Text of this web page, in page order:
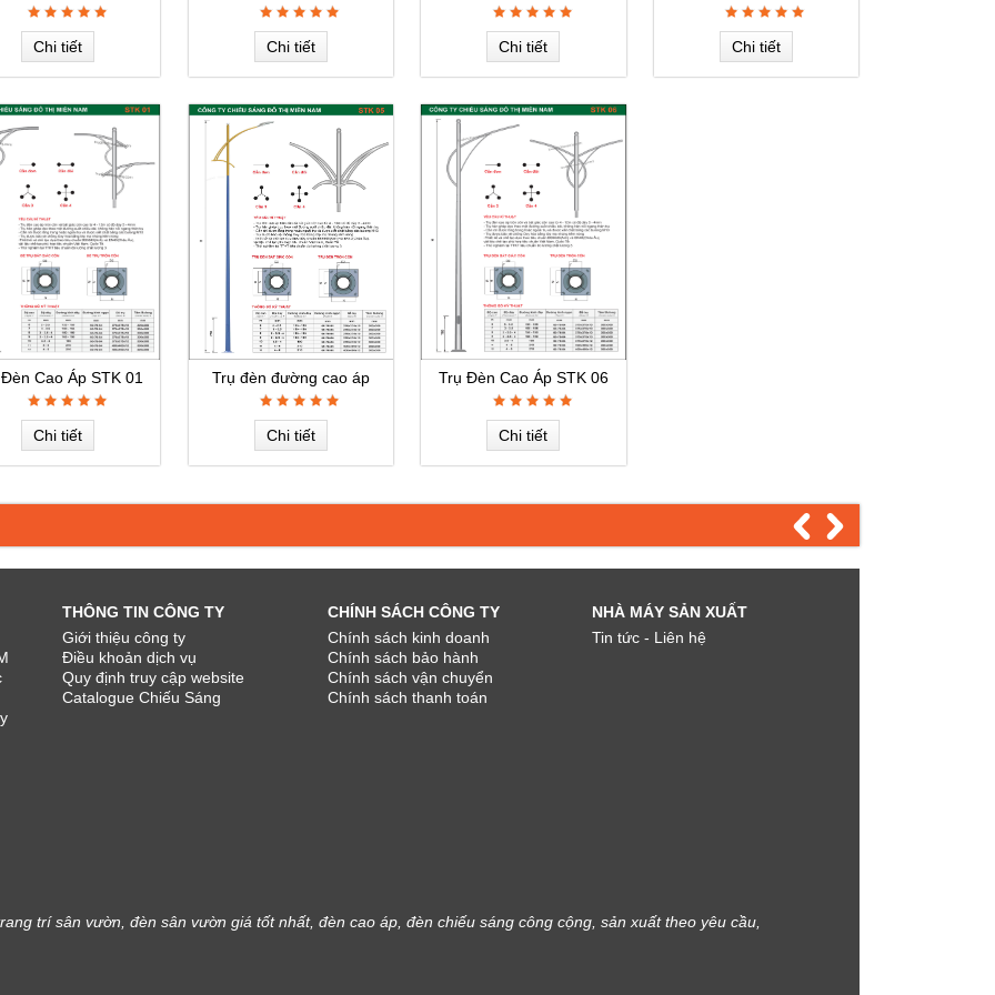
Chi tiết Chi tiết Chi tiết Chi tiết
Cao Áp STK 01
Chi tiết
Trụ đèn đường cao áp
Chi tiết
Trụ Đèn Cao Áp STK 06
Chi tiết
THÔNG TIN CÔNG TY
Giới thiệu công ty
Điều khoản dịch vụ
Quy định truy cập website
Catalogue Chiếu Sáng
CHÍNH SÁCH CÔNG TY
Chính sách kinh doanh
Chính sách bảo hành
Chính sách vận chuyển
Chính sách thanh toán
NHÀ MÁY SẢN XUẤT
Tin tức - Liên hệ
trí sân vườn, đèn sân vườn giá tốt nhất, đèn cao áp, đèn chiếu sáng công cộng, sản xuất theo yêu cầu,